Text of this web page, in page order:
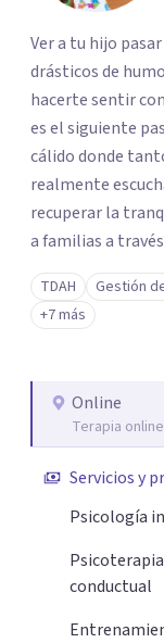
Ver a tu hijo
drásticos de
hacerte sentir
es el siguiente
cálido donde
realmente
recuperar la tranquilidad en
a familias a
adaptadas a la
etiquetas y los
centra en
necesaria para
comunicación entre ustedes.
adolescentes
timidez, la
educar sin perder la
para dar el
más armoniosa,
TDAH Gestión
+7 más
Online
Terapia online
Servicios y
Psicología
conductual